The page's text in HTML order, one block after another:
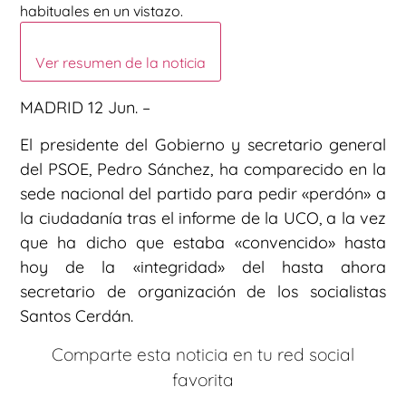
habituales en un vistazo.
Ver resumen de la noticia
MADRID 12 Jun. –
El presidente del Gobierno y secretario general
del PSOE, Pedro Sánchez, ha comparecido en la
sede nacional del partido para pedir «perdón» a
la ciudadanía tras el informe de la UCO, a la vez
que ha dicho que estaba «convencido» hasta
hoy de la «integridad» del hasta ahora
secretario de organización de los socialistas
Santos Cerdán.
Comparte esta noticia en tu red social
favorita